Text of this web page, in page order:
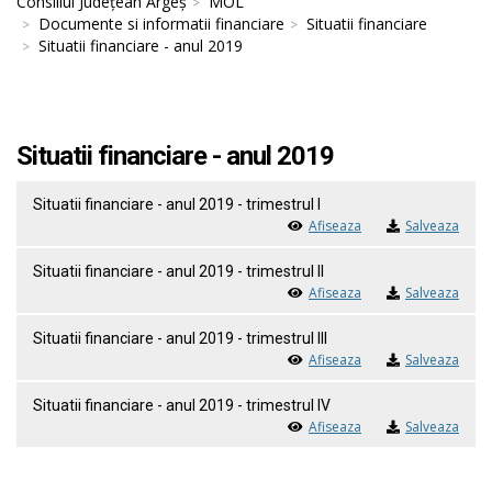
Documente si informatii financiare
Situatii financiare
Situatii financiare - anul 2019
Situatii financiare - anul 2019
Situatii financiare - anul 2019 - trimestrul I
Afiseaza Salveaza
Situatii financiare - anul 2019 - trimestrul II
Afiseaza Salveaza
Situatii financiare - anul 2019 - trimestrul III
Afiseaza Salveaza
Situatii financiare - anul 2019 - trimestrul IV
Afiseaza Salveaza